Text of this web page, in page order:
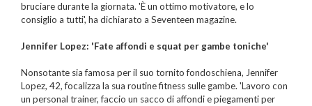
bruciare durante la giornata. 'È un ottimo motivatore, e lo
consiglio a tutti', ha dichiarato a Seventeen magazine.
Jennifer Lopez: 'Fate affondi e squat per gambe toniche'
Nonsotante sia famosa per il suo tornito fondoschiena, Jennifer
Lopez, 42, focalizza la sua routine fitness sulle gambe. 'Lavoro con
un personal trainer, faccio un sacco di affondi e piegamenti per